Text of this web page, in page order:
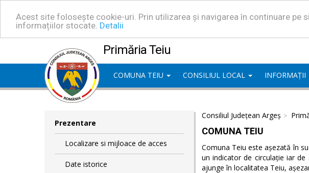
Acest site folosește cookie-uri. Prin utilizarea și navigarea în continuare
informațiilor stocate. Detalii
Primăria Teiu
COMUNA TEIU CONSILIUL LOCAL INFORMAȚII
Prezentare
Localizare si mijloace de acces
Date istorice
Consiliul Județean Argeș
COMUNA TEIU
Comuna Teiu este așezată în
un indicator de circulație iar
ajunge în localitatea Teiu,